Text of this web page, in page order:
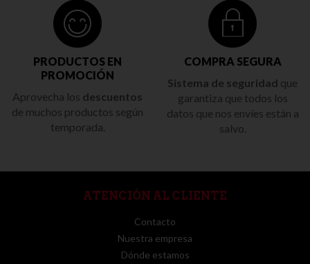
PRODUCTOS EN
PROMOCIÓN
Aprovecha los descuentos
de muchos productos según
temporada.
COMPRA SEGURA
Sistema de seguridad que
garantiza que todos los
datos que nos envíes están a
salvo.
ATENCIÓN AL CLIENTE
Contacto
Nuestra empresa
Dónde estamos